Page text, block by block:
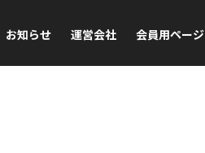
お知らせ 運営会社 会員用ページ